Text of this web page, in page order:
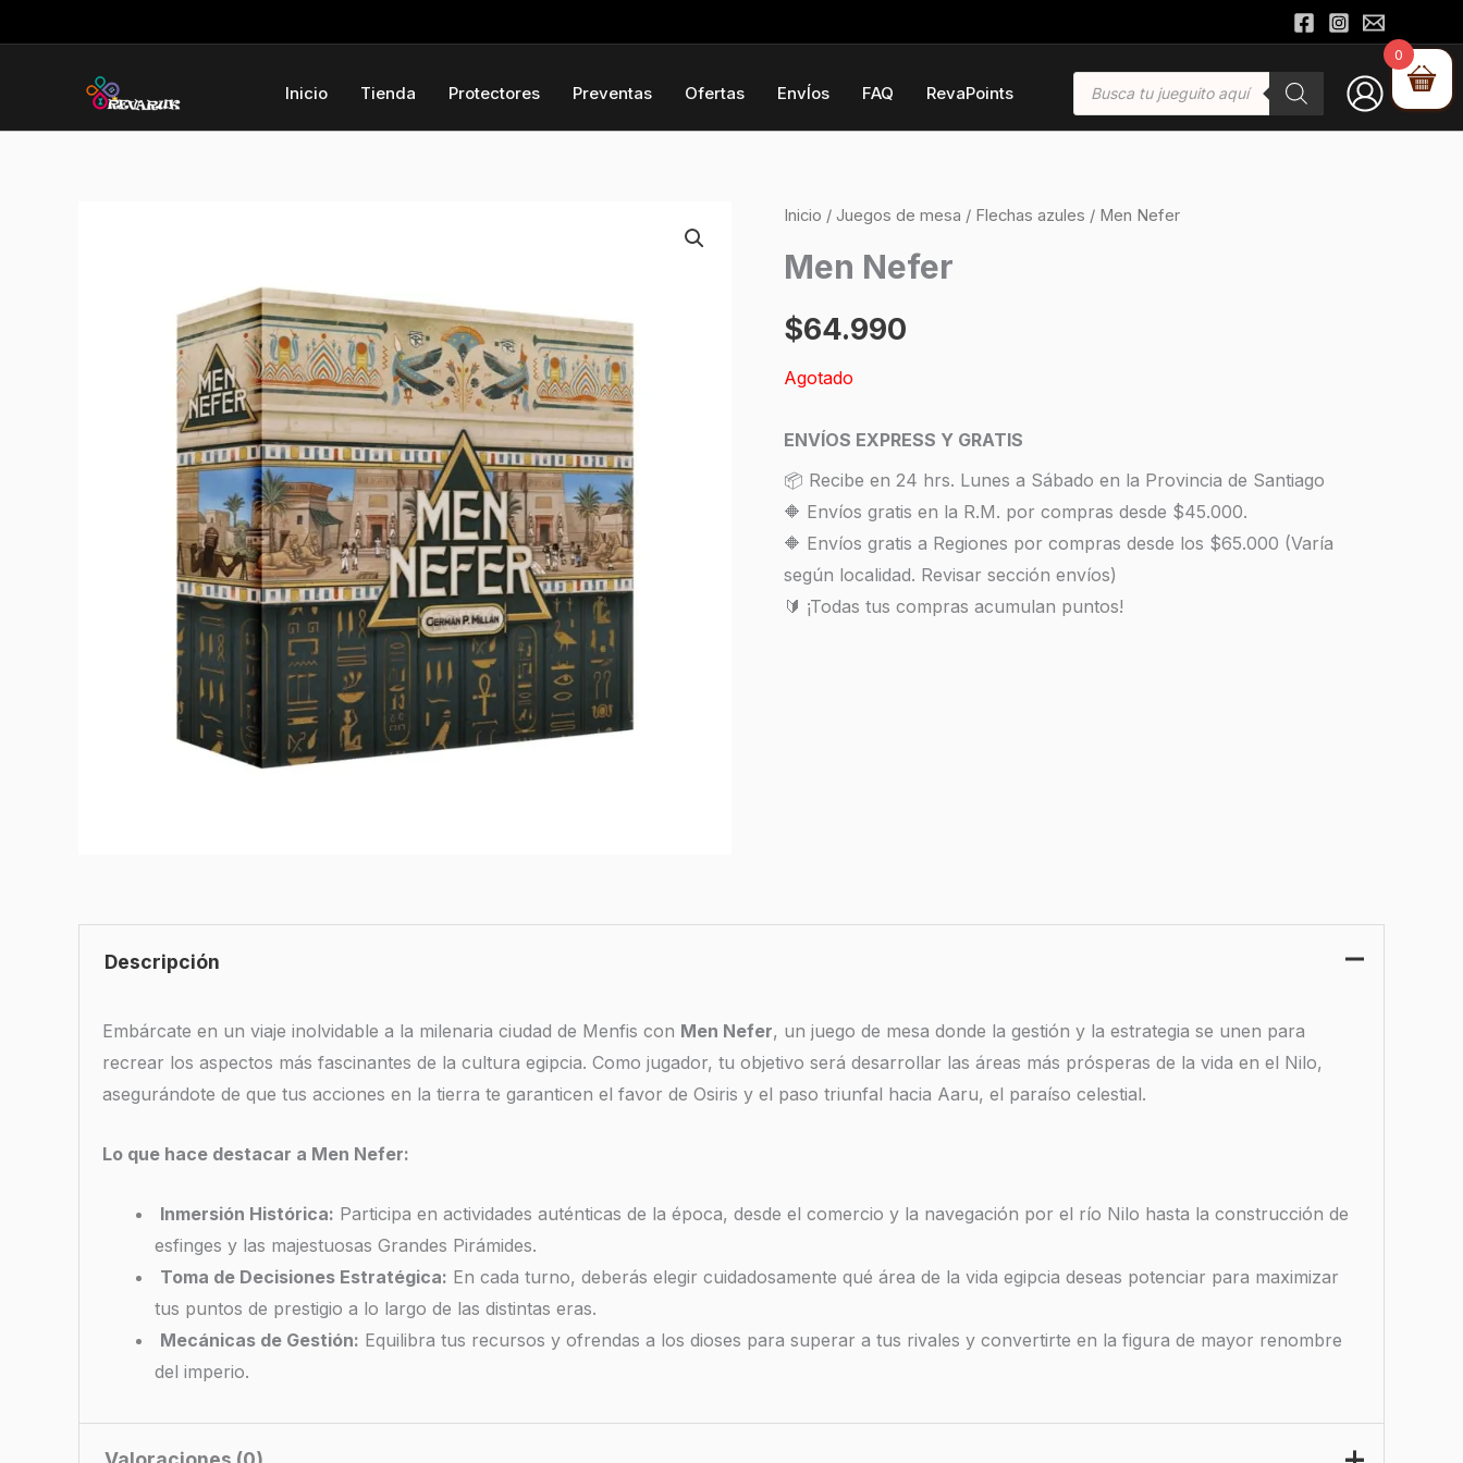
al
Inicio Tienda Protectores Preventas Ofertas EnvÍos FAQ RevaPoints
Búsqueda
productos
Inicio / Juegos de mesa / Flechas azules / Men Nefer
Men Nefer
$64.990
Agotado
ENVÍOS EXPRESS Y GRATIS
📦 Recibe en 24 hrs. Lunes a Sábado en la Provincia de Santiago
🔶 Envíos gratis en la R.M. por compras desde $45.000.
🔶 Envíos gratis a Regiones por compras desde los $65.000 (Varía
según localidad. Revisar sección envíos)
🔰 ¡Todas tus compras acumulan puntos!
Descripción
Embárcate en un viaje inolvidable a la milenaria ciudad de Menfis con Men Nefer, un juego de mesa donde la gestión y la estrategia se unen para
recrear los aspectos más fascinantes de la cultura egipcia. Como jugador, tu objetivo será desarrollar las áreas más prósperas de la vida en el Nilo,
asegurándote de que tus acciones en la tierra te garanticen el favor de Osiris y el paso triunfal hacia Aaru, el paraíso celestial.
Lo que hace destacar a Men Nefer:
Inmersión Histórica: Participa en actividades auténticas de la época, desde el comercio y la navegación por el río Nilo hasta la construcción de
esfinges y las majestuosas Grandes Pirámides.
Toma de Decisiones Estratégica: En cada turno, deberás elegir cuidadosamente qué área de la vida egipcia deseas potenciar para maximizar
tus puntos de prestigio a lo largo de las distintas eras.
Mecánicas de Gestión: Equilibra tus recursos y ofrendas a los dioses para superar a tus rivales y convertirte en la figura de mayor renombre
del imperio.
0